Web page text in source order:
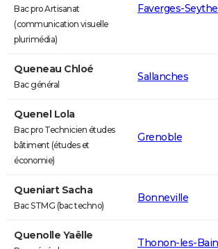
Bac pro Artisanat
(communication visuelle
plurimédia)
Faverges-
Queneau Chloé
Bac général
Sallanches
Quenel Lola
Bac pro Technicien études
bâtiment (études et
économie)
Grenoble
Queniart Sacha
Bac STMG (bac techno)
Bonneville
Quenolle Yaëlle
Thonon-les-